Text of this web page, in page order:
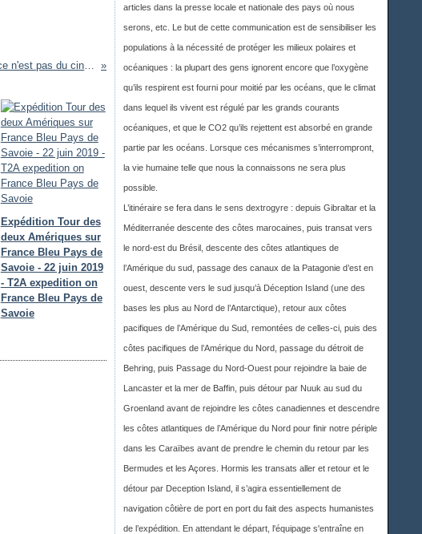
Brigitte Bardot contre les fantômes : ce n'est pas du cinéma, mais une des missions actuelles de l'ONG Sea Shepherd
Expédition Tour des
deux Amériques sur
France Bleu Pays de
Savoie - 22 juin 2019
- T2A expedition on
France Bleu Pays de
Savoie
articles dans la presse locale et nationale des pays où nous
serons, etc. Le but de cette communication est de sensibiliser les
populations à la nécessité de protéger les milieux polaires et
océaniques : la plupart des gens ignorent encore que l’oxygène
qu’ils respirent est fourni pour moitié par les océans, que le climat
dans lequel ils vivent est régulé par les grands courants
océaniques, et que le CO2 qu’ils rejettent est absorbé en grande
partie par les océans. Lorsque ces mécanismes s’interrompront,
la vie humaine telle que nous la connaissons ne sera plus
possible.
L’itinéraire se fera dans le sens dextrogyre : depuis Gibraltar et la
Méditerranée descente des côtes marocaines, puis transat vers
le nord-est du Brésil, descente des côtes atlantiques de
l’Amérique du sud, passage des canaux de la Patagonie d’est en
ouest, descente vers le sud jusqu’à Déception Island (une des
bases les plus au Nord de l’Antarctique), retour aux côtes
pacifiques de l’Amérique du Sud, remontées de celles-ci, puis des
côtes pacifiques de l’Amérique du Nord, passage du détroit de
Behring, puis Passage du Nord-Ouest pour rejoindre la baie de
Lancaster et la mer de Baffin, puis détour par Nuuk au sud du
Groenland avant de rejoindre les côtes canadiennes et descendre
les côtes atlantiques de l’Amérique du Nord pour finir notre périple
dans les Caraïbes avant de prendre le chemin du retour par les
Bermudes et les Açores. Hormis les transats aller et retour et le
détour par Deception Island, il s’agira essentiellement de
navigation côtière de port en port du fait des aspects humanistes
de l’expédition. En attendant le départ, l'équipage s'entraîne en